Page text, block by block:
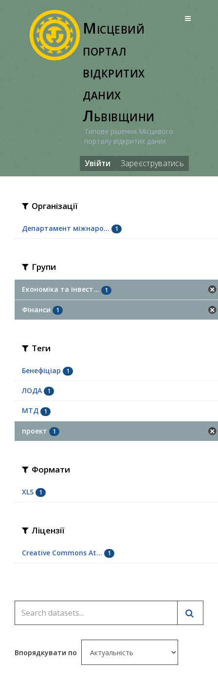
Місцевий
портал
відкритих
даних
Львівщини
Типове рішення Місцевого
порталу відкритих даних
Увійти Зареєструватись
Організації
Департамент міжнаро... 1
Групи
Економіка та інвест... 1
Фінанси 1
Теги
Бенефіціар 1
ЛОДА 1
МТД 1
проект 1
Формати
XLS 1
Ліцензії
Creative Commons At... 1
Впорядкувати по